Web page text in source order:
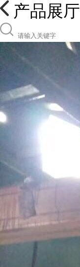
产品展厅